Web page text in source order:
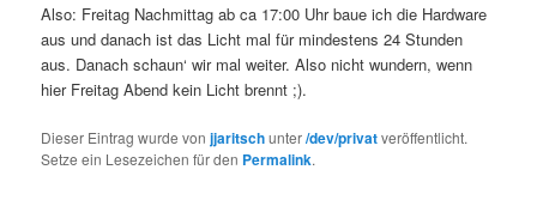
Also: Freitag Nachmittag ab ca 17:00 Uhr baue ich die Hardware
aus und danach ist das Licht mal für mindestens 24 Stunden
aus. Danach schaun‘ wir mal weiter. Also nicht wundern, wenn
hier Freitag Abend kein Licht brennt ;).
Dieser Eintrag wurde vonjjaritschunter/dev/privatveröffentlicht.
Setze ein Lesezeichen für den Permalink.